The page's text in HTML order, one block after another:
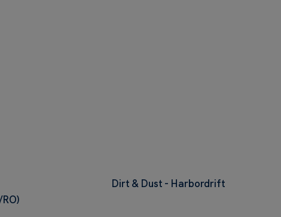
Dirt & Dust - Harbordrift